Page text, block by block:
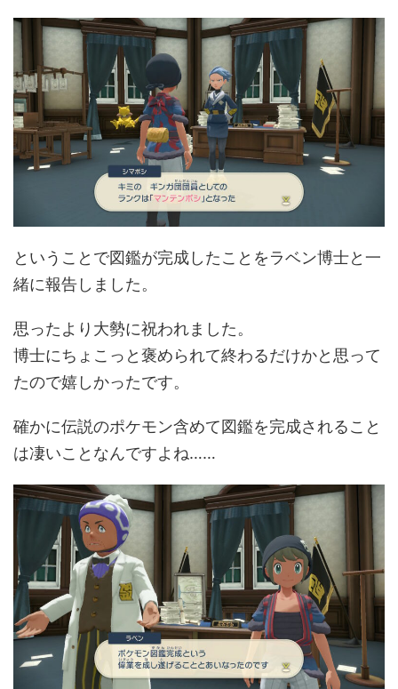
ということで図鑑が完成したことをラベン博士と一
緒に報告しました。
思ったより大勢に祝われました。
博士にちょこっと褒められて終わるだけかと思って
たので嬉しかったです。
確かに伝説のポケモン含めて図鑑を完成されること
は凄いことなんですよね……